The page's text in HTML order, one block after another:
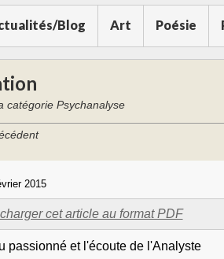
Blog Art Poésie
catégorie Psychanalyse
2015
cet article au format PDF
passionné et l'écoute de l'Analyste